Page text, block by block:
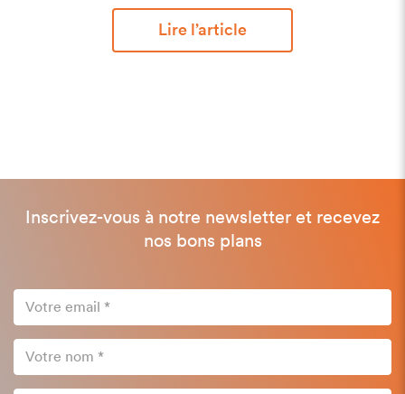
Lire l’article
Inscrivez-vous à notre newsletter et recevez
nos bons plans